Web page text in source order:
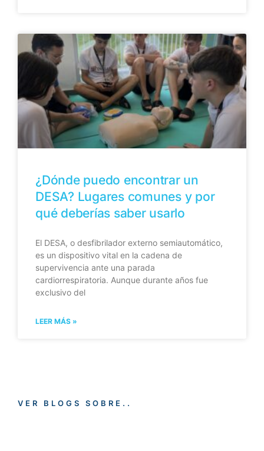
¿Dónde puedo encontrar un
DESA? Lugares comunes y por
qué deberías saber usarlo
El DESA, o desfibrilador externo semiautomático,
es un dispositivo vital en la cadena de
supervivencia ante una parada
cardiorrespiratoria. Aunque durante años fue
exclusivo del
LEER MÁS »
VER BLOGS SOBRE..